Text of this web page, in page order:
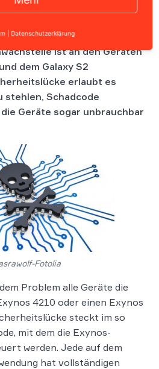
ist an den Geräten
dem Galaxy S2
erlaubt es
stehlen, Schadcode
Geräte sogar unbrauchbar
Fotolia
Problem alle Geräte die
4210 oder einen Exynos
steckt im so
mit dem die Exynos-
werden. Jede auf dem
hat vollständigen
Datenschutzerklärung